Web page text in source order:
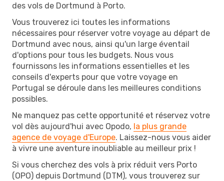
des vols de Dortmund à Porto.
Vous trouverez ici toutes les informations
nécessaires pour réserver votre voyage au départ de
Dortmund avec nous, ainsi qu'un large éventail
d'options pour tous les budgets. Nous vous
fournissons les informations essentielles et les
conseils d'experts pour que votre voyage en
Portugal se déroule dans les meilleures conditions
possibles.
Ne manquez pas cette opportunité et réservez votre
vol dès aujourd'hui avec Opodo, la plus grande
agence de voyage d'Europe. Laissez-nous vous aider
à vivre une aventure inoubliable au meilleur prix !
Si vous cherchez des vols à prix réduit vers Porto
(OPO) depuis Dortmund (DTM), vous trouverez sur